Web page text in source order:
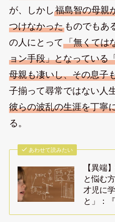
が、しかし 福島智の母親
つけなかったものでもあ
の人にとって「無くては
ョン手段」となっている
母親も凄いし、その息子
子揃って尋常ではない人
彼らの波乱の生涯を丁寧
る。
あわせて読みたい
【異端
と悩む
才児に
と」：